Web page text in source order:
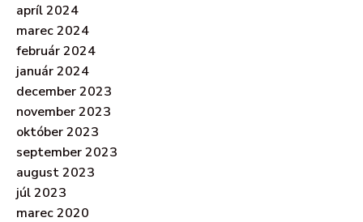
apríl 2024
marec 2024
február 2024
január 2024
december 2023
november 2023
október 2023
september 2023
august 2023
júl 2023
marec 2020